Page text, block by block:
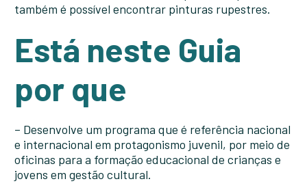
também é possível encontrar pinturas rupestres.
Está neste Guia
por que
– Desenvolve um programa que é referência nacional
e internacional em protagonismo juvenil, por meio de
oficinas para a formação educacional de crianças e
jovens em gestão cultural.